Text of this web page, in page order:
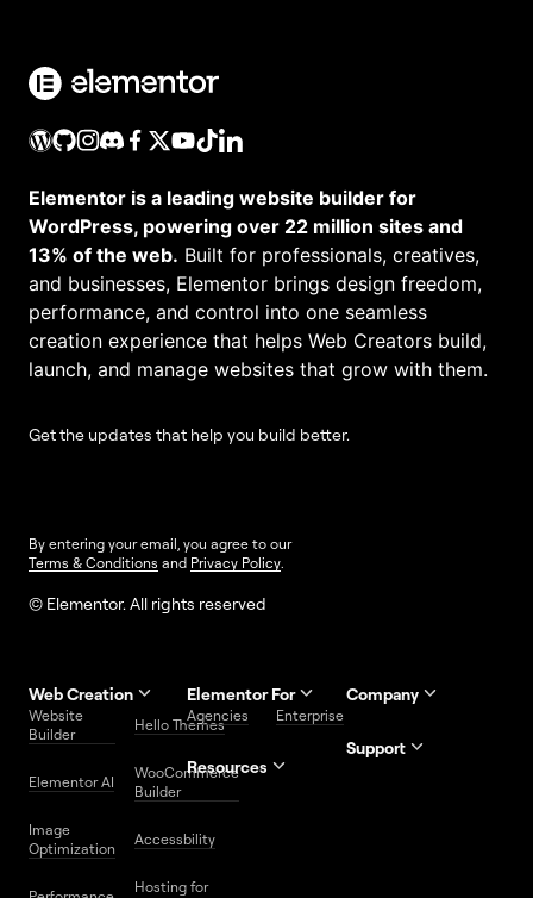
Elementor is a leading website builder for
WordPress, powering over 22 million sites and
13% of the web. Built for professionals, creatives,
and businesses, Elementor brings design freedom,
performance, and control into one seamless
creation experience that helps Web Creators build,
launch, and manage websites that grow with them.
Get the updates that help you build better.
By entering your email, you agree to our
Terms & Conditions and Privacy Policy
© Elementor. All rights reserved
Web Creation
Website
Builder
Hello Themes
Elementor AI
WooCommerce
Builder
Image
Optimization
Accessbility
Hosting for
Elementor For
Agencies Enterprise
Resources
Website
Free
Company
Support